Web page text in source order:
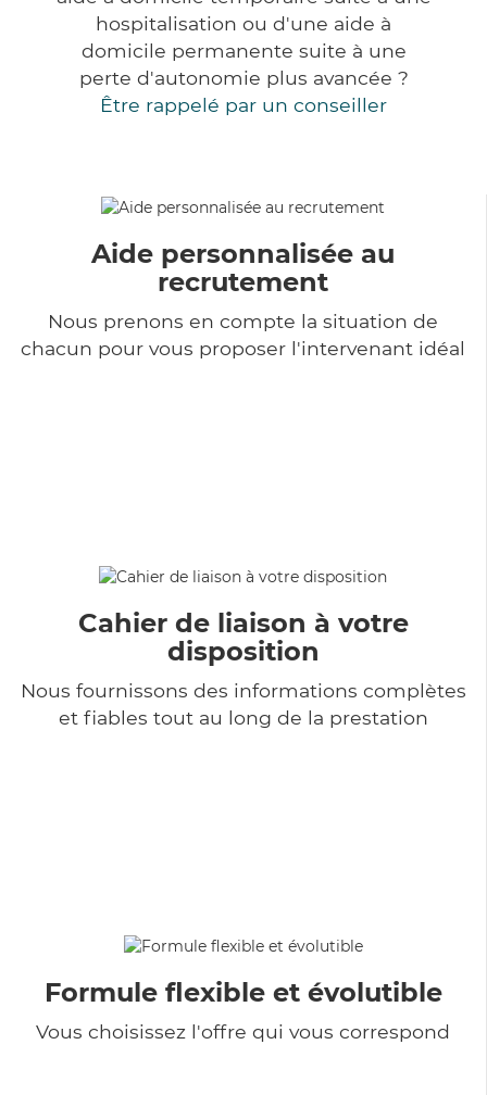
hospitalisation ou d'une aide à
domicile permanente suite à une
perte d'autonomie plus avancée ?
Être rappelé par un conseiller
Aide personnalisée au
recrutement
Nous prenons en compte la situation de
chacun pour vous proposer l'intervenant idéal
Cahier de liaison à votre
disposition
Nous fournissons des informations complètes
et fiables tout au long de la prestation
Formule flexible et évolutible
Vous choisissez l'offre qui vous correspond